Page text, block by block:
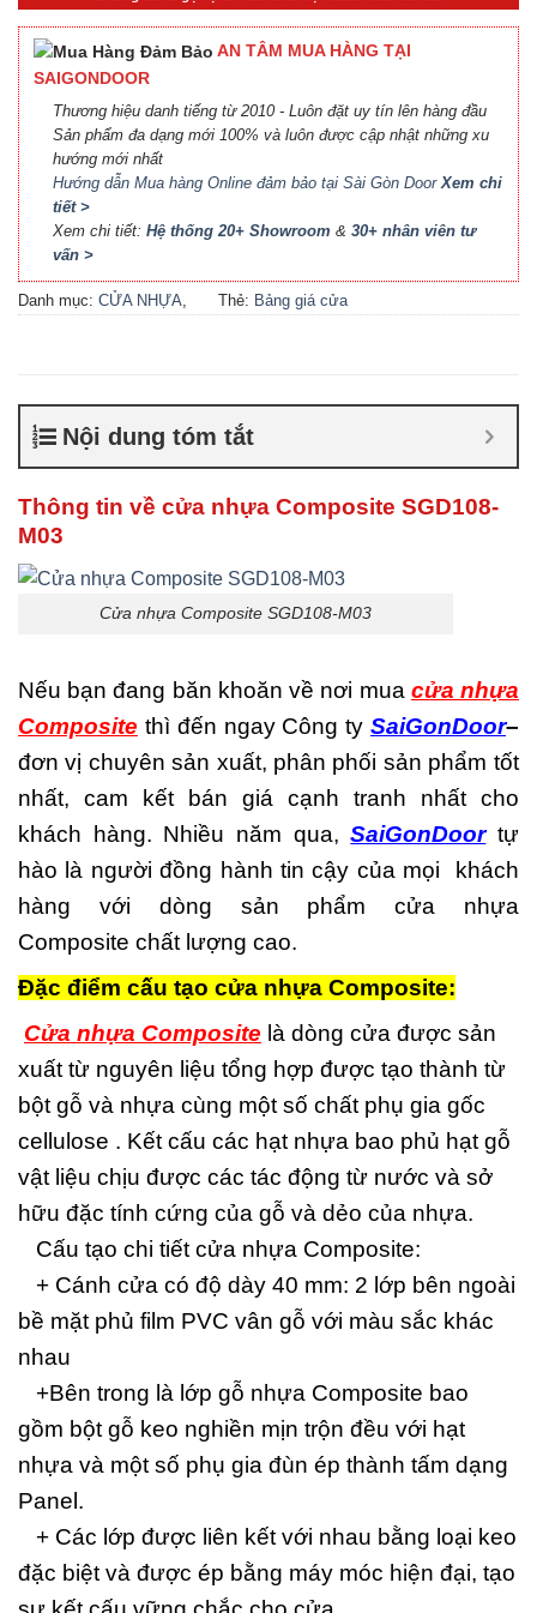
AN TÂM MUA HÀNG TẠI
SAIGONDOOR
Thương hiệu danh tiếng từ 2010 - Luôn đặt uy tín lên hàng đầu
Sản phẩm đa dạng mới 100% và luôn được cập nhật những xu
hướng mới nhất
Hướng dẫn Mua hàng Online đảm bảo tại Sài Gòn DoorXem chi
tiết >
Xem chi tiết: Hệ thống 20+ Showroom & 30+ nhân viên tư
vấn >
Danh mục: CỬA NHỰA,
Thẻ: Bảng giá cửa
nhiêu
là gì,
TPHCM,Cửa nhựa gỗ
Đánh giá cửa nhựa
Nhược điểm của nhựa
composite,Nơi bán cửa
Sản xuất cửa nhựa
Nội dung tóm tắt
Thông tin về cửa nhựa Composite SGD108-
M03
Cửa nhựa Composite SGD108-M03
Nếu bạn đang băn khoăn về nơi mua cửa nhựa
Composite thì đến ngay Công ty SaiGonDoor–
đơn vị chuyên sản xuất, phân phối sản phẩm tốt
nhất, cam kết bán giá cạnh tranh nhất cho
khách hàng. Nhiều năm qua,SaiGonDoortự
hào là người đồng hành tin cậy của mọi khách
hàng với dòng sản phẩm cửa nhựa
Composite chất lượng cao.
Đặc điểm cấu tạo cửa nhựa Composite:
Cửa nhựa Composite là dòng cửa được sản
xuất từ nguyên liệu tổng hợp được tạo thành từ
bột gỗ và nhựa cùng một số chất phụ gia gốc
cellulose . Kết cấu các hạt nhựa bao phủ hạt gỗ
vật liệu chịu được các tác động từ nước và sở
hữu đặc tính cứng của gỗ và dẻo của nhựa.
Cấu tạo chi tiết cửa nhựa Composite:
+ Cánh cửa có độ dày 40 mm: 2 lớp bên ngoài
bề mặt phủ film PVC vân gỗ với màu sắc khác
nhau
+Bên trong là lớp gỗ nhựa Composite bao
gồm bột gỗ keo nghiền mịn trộn đều với hạt
nhựa và một số phụ gia đùn ép thành tấm dạng
Panel.
+ Các lớp được liên kết với nhau bằng loại keo
đặc biệt và được ép bằng máy móc hiện đại, tạo